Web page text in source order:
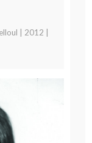
| 2012 |